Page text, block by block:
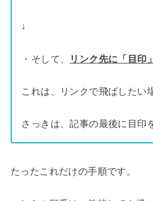
↓
・そして、 リンク先に「目印
これは、リンクで飛ばしたい
さっきは、記事の最後に目印
たったこれだけの手順です。